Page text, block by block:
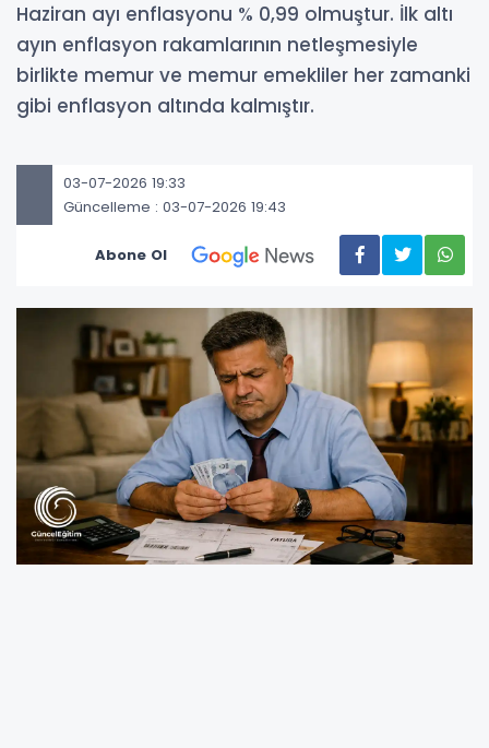
Haziran ayı enflasyonu % 0,99 olmuştur. İlk altı
ayın enflasyon rakamlarının netleşmesiyle
birlikte memur ve memur emekliler her zamanki
gibi enflasyon altında kalmıştır.
03-07-2026 19:33
Güncelleme : 03-07-2026 19:43
Abone Ol